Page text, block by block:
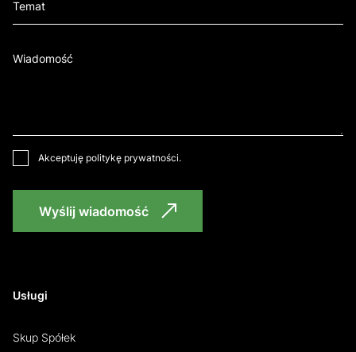
Usługi
Skup Spółek
Akceptuję politykę prywatności.
Wyślij wiadomość